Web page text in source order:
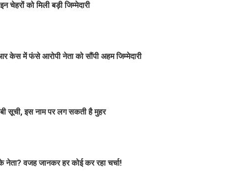
चेहरों को मिली बड़ी जिम्मेदारी
केस में फंसे आरोपी नेता को सौंपी अहम जिम्मेदारी
सूची, इस नाम पर लग सकती है मुहर
वजह जानकर हर कोई कर रहा चर्चा!